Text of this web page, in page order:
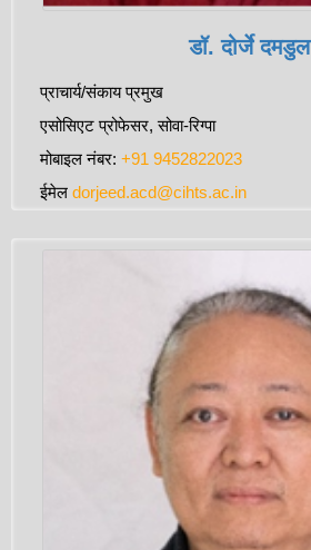
डॉ. दोर्जे दमडुल
प्राचार्य/संकाय प्रमुख
एसोसिएट प्रोफेसर, सोवा-रिग्पा
मोबाइल नंबर: +91 9452822023
ईमेल dorjeed.acd@cihts.ac.in